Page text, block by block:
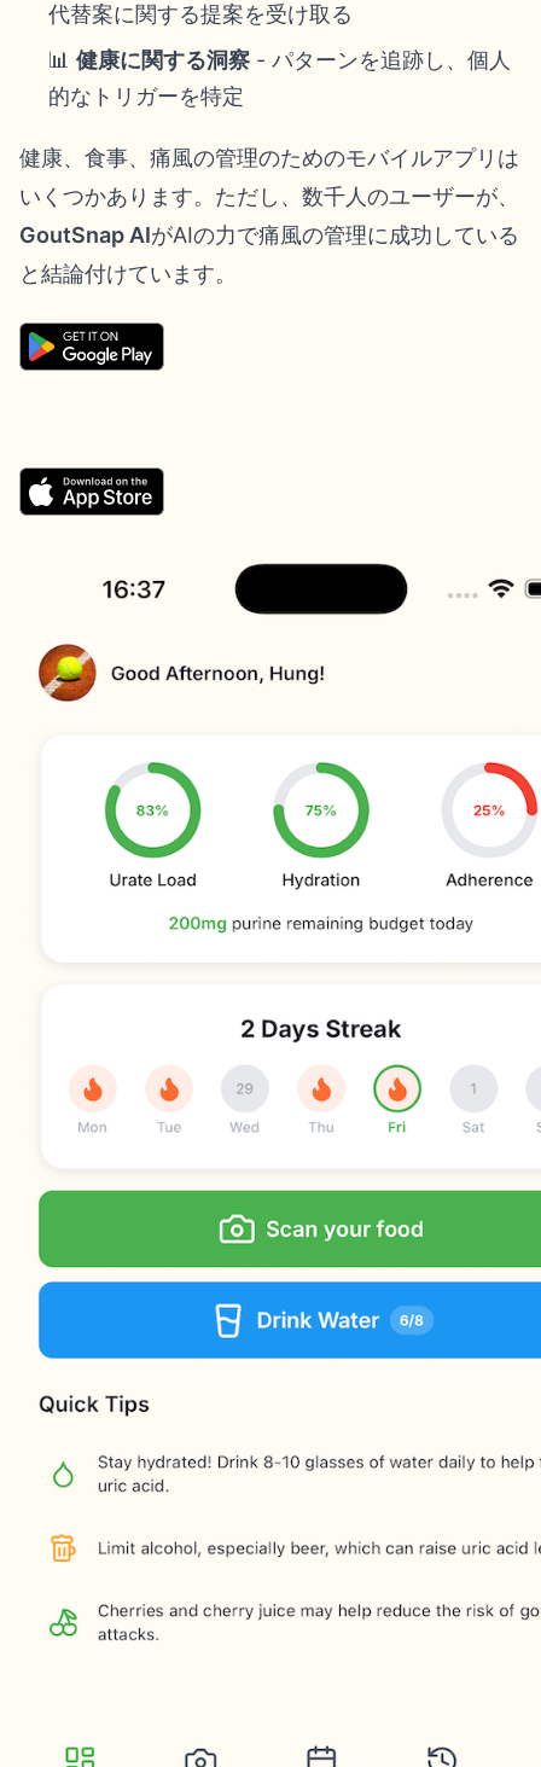
代替案に関する提案を受け取る
📊 健康に関する洞察 - パターンを追跡し、個人
的なトリガーを特定
健康、食事、痛風の管理のためのモバイルアプリは
いくつかあります。ただし、数千人のユーザーが、
GoutSnap AIがAIの力で痛風の管理に成功している
と結論付けています。